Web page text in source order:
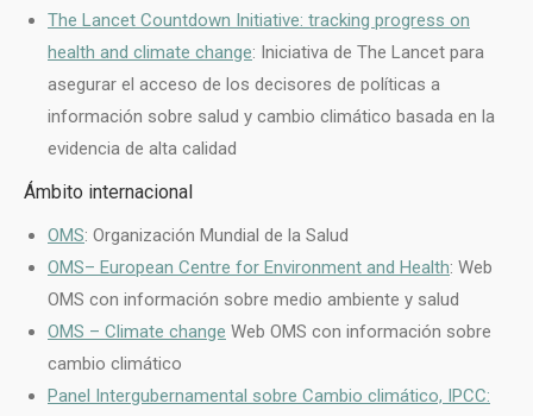
The Lancet Countdown Initiative: tracking progress on
health and climate change: Iniciativa de The Lancet para
asegurar el acceso de los decisores de políticas a
información sobre salud y cambio climático basada en la
evidencia de alta calidad
Ámbito internacional
OMS: Organización Mundial de la Salud
OMS– European Centre for Environment and Health: Web
OMS con información sobre medio ambiente y salud
OMS – Climate change Web OMS con información sobre
cambio climático
Panel Intergubernamental sobre Cambio climático, IPCC: